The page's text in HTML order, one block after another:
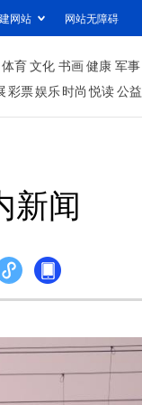
网站 网站无障碍
体育文化 书画健康 军事
彩票娱乐时尚 悦读公益
新闻